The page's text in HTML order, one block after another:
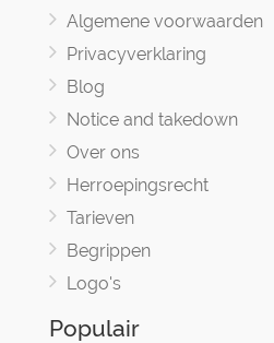
Algemene voorwaarden
Privacyverklaring
Blog
Notice and takedown
Over ons
Herroepingsrecht
Tarieven
Begrippen
Logo's
Populair